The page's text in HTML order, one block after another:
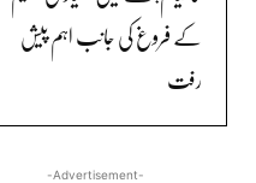
کے فروغ کی جانب اہم پیش
رفت
-Advertisement-